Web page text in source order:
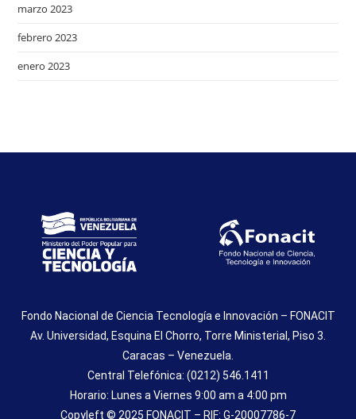
marzo 2023
febrero 2023
enero 2023
Fondo Nacional de Ciencia Tecnología e Innovación – FONACIT
Av. Universidad, Esquina El Chorro, Torre Ministerial, Piso 3.
Caracas – Venezuela.
Central Telefónica: (0212) 546.1411
Horario: Lunes a Viernes 9:00 am a 4:00 pm
Copyleft © 2025 FONACIT – RIF: G-20007786-7